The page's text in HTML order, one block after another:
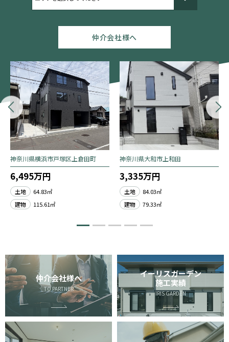
仲介会社様へ
神奈川県横浜市戸塚区上倉田町
6,495万円
土地
64.83㎡
建物
115.61㎡
神奈川県大和市上和田
3,335万円
土地
84.03㎡
建物
79.33㎡
仲介会社様へ
TO PARTNER
イーリスガーデン
施工実績
IRIS GARDEN